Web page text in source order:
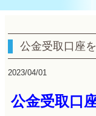
公金受取口座
2023/04/01
公金受取口